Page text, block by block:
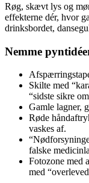
Røg, skævt lys og
effekterne dér, hvor
drinksbordet,
Nemme
Skilte med
“sidste sikre
Gamle lagner,
Røde
vaskes af.
falske
Fotozone med
med